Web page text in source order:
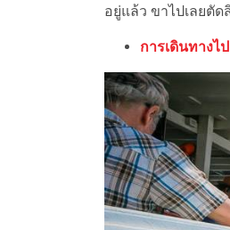
อยู่แล้ว ขาไปเลยตั
การเดินทางไ